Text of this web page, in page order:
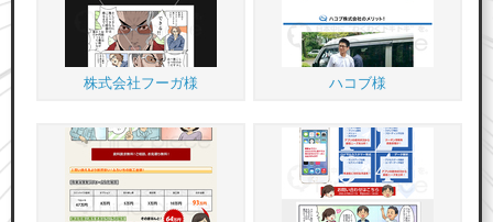
株式会社フーガ様 ハコブ様